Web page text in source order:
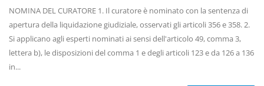
NOMINA DEL CURATORE 1. Il curatore è nominato con la sentenza di
apertura della liquidazione giudiziale, osservati gli articoli 356 e 358. 2.
Si applicano agli esperti nominati ai sensi dell'articolo 49, comma 3,
lettera b), le disposizioni del comma 1 e degli articoli 123 e da 126 a 136
in...